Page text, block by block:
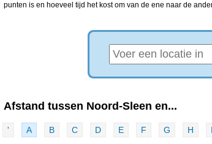
punten is en hoeveel tijd het kost om van de ene naar de
Afstand tussen Noord-Sleen en...
' A B C D E F G H I